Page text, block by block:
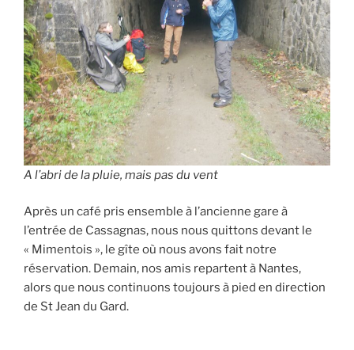
A l’abri de la pluie, mais pas du vent
Après un café pris ensemble à l’ancienne gare à
l’entrée de Cassagnas, nous nous quittons devant le
« Mimentois », le gîte où nous avons fait notre
réservation. Demain, nos amis repartent à Nantes,
alors que nous continuons toujours à pied en direction
de St Jean du Gard.